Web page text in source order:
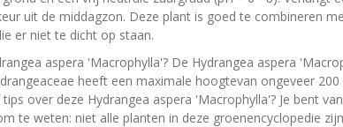
uit de middagzon. Deze plant is goed te combineren
er niet te dicht op staan.
aspera 'Macrophylla'? De Hydrangea aspera
heeft een maximale hoogtevan ongeveer
over deze Hydrangea aspera 'Macrophylla'? Je bent
te weten: niet alle planten in deze groenencyclopedie